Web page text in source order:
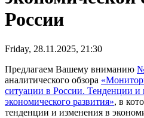
России
Friday, 28.11.2025, 21:30
Предлагаем Вашему вниманию
аналитического обзора
ситуации в России. Тенденции и
экономического развития», в
тенденции и изменения в